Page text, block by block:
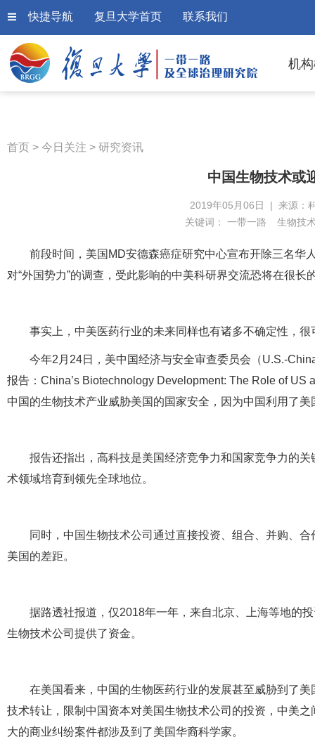
快捷导航 复旦大学首页 联系我们
机
首页 > 今日关注 > 研究资讯
中国生物技术或
2019年05月06日 | 来源：
关键词： 一带一路 生物技
前段时间，美国MD安德森癌症研究中心宣布开除三名华
对“外国势力”的调查，受此影响的中美科研界交流恐将在很长
事实上，中美医药行业的未来同样也有诸多不确定性，
今年2月24日，美中国经济与安全审查委员会（U.S.-
报告：China’s Biotechnology Development: The Role of
中国的生物技术产业威胁美国的国家安全，因为中国利用了美
报告还指出，高科技是美国经济竞争力和国家竞争力的
术领域培育到领先全球地位。
同时，中国生物技术公司通过直接投资、组合、并购、
美国的差距。
据路透社报道，仅2018年一年，来自北京、上海等地的
生物技术公司提供了资金。
在美国看来，中国的生物医药行业的发展甚至威胁到了
技术转让，限制中国资本对美国生物技术公司的投资，中美
大的商业纠纷案件都涉及到了美国华裔科学家。